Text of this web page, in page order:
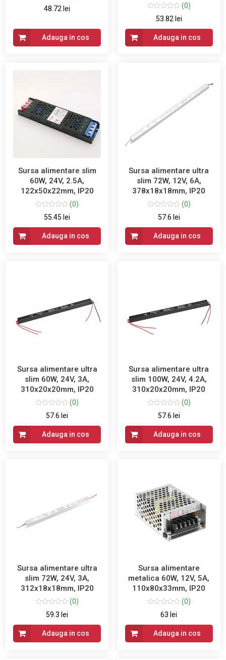
48.72 lei
Adauga in cos
(0)
53.82 lei
Adauga in cos
Sursa alimentare slim
60W, 24V, 2.5A,
122x50x22mm, IP20
(0)
55.45 lei
Adauga in cos
Sursa alimentare ultra
slim 72W, 12V, 6A,
378x18x18mm, IP20
(0)
57.6 lei
Adauga in cos
Sursa alimentare ultra
slim 60W, 24V, 3A,
310x20x20mm, IP20
(0)
57.6 lei
Adauga in cos
Sursa alimentare ultra
slim 100W, 24V, 4.2A,
310x20x20mm, IP20
(0)
57.6 lei
Adauga in cos
Sursa alimentare ultra
slim 72W, 24V, 3A,
312x18x18mm, IP20
(0)
59.3 lei
Adauga in cos
Sursa alimentare
metalica 60W, 12V, 5A,
110x80x33mm, IP20
(0)
63 lei
Adauga in cos